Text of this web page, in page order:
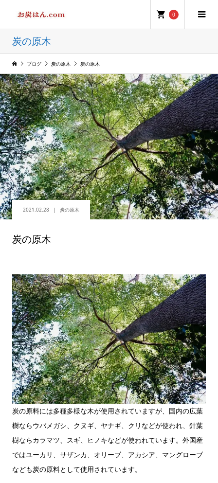
0
炭の原木
ブログ 炭の原木 炭の原木
2021.02.28 炭の原木
炭の原木
炭の原料には多種多様な木が使用されていますが、国内の広葉
樹ならウバメガシ、クヌギ、ヤナギ、クリなどが使われ、針葉
樹ならカラマツ、スギ、ヒノキなどが使われています。外国産
ではユーカリ、サザンカ、オリーブ、アカシア、マングローブ
なども炭の原料として使用されています。